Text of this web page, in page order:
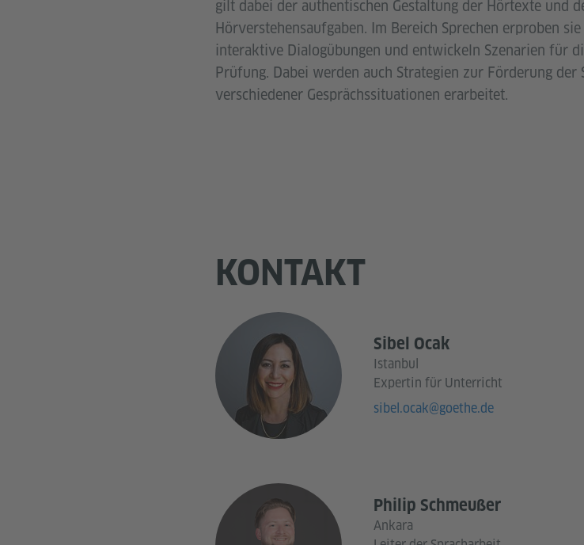
gilt dabei der authentischen Gestaltung der Hörtexte und
Hörverstehensaufgaben. Im Bereich Sprechen erproben
interaktive Dialogübungen und entwickeln Szenarien für
Prüfung. Dabei werden auch Strategien zur Förderung
verschiedener Gesprächssituationen erarbeitet.
KONTAKT
Sibel Ocak
Istanbul
Expertin für Unterricht
sibel.ocak@goethe.de
Philip Schmeußer
Ankara